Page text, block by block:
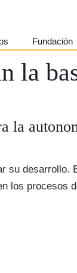
Fundación
la
la
su desarrollo.
los procesos